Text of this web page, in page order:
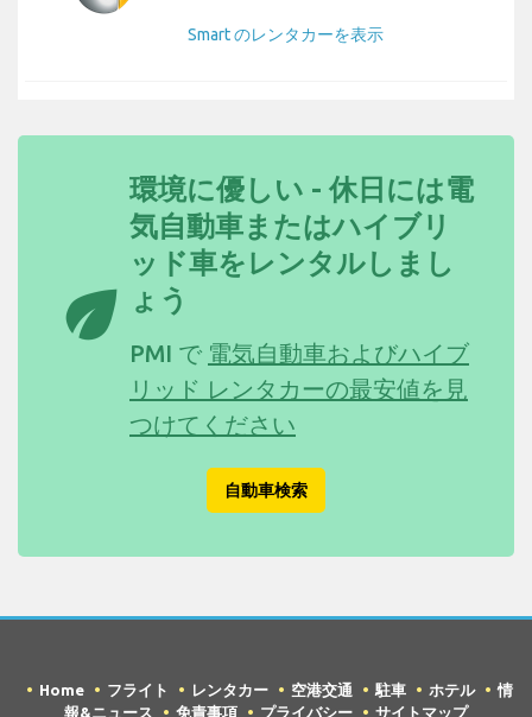
Smart のレンタカーを表示
eco
環境に優しい - 休日には電
気自動車またはハイブリ
ッド車をレンタルしまし
ょう
PMI で 電気自動車およびハイブ
リッド レンタカーの最安値を見
つけてください
自動車検索
Home フライト レンタカー 空港交通 駐車 ホテル
情
報&ニュース
免責事項 プライバシー サイトマップ